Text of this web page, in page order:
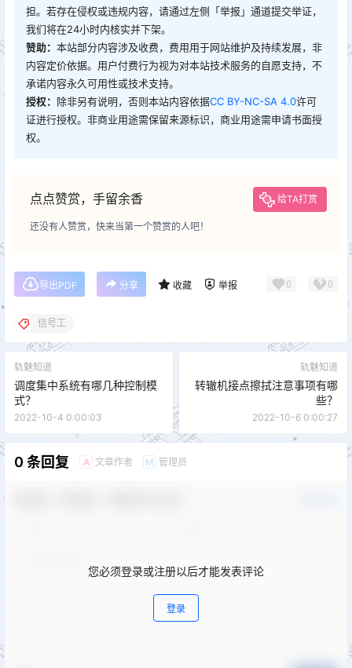
担。若存在侵权或违规内容，请通过左侧「举报」通道提交举证，
我们将在24小时内核实并下架。
赞助： 本站部分内容涉及收费，费用用于网站维护及持续发展，非
内容定价依据。用户付费行为视为对本站技术服务的自愿支持，不
承诺内容永久可用性或技术支持。
授权： 除非另有说明，否则本站内容依据CC BY-NC-SA 4.0许可
证进行授权。非商业用途需保留来源标识，商业用途需申请书面授
权。
点点赞赏，手留余香 给TA打赏
还没有人赞赏，快来当第一个赞赏的人吧！
导出PDF 分享 收藏 举报 0 0
信号工
轨魅知道
调度集中系统有哪几种控制模
式？
2022-10-4 0:00:03
轨魅知道
转辙机接点擦拭注意事项有哪
些？
2022-10-6 0:00:27
0 条回复 A 文章作者 M 管理员
您必须登录或注册以后才能发表评论
登录